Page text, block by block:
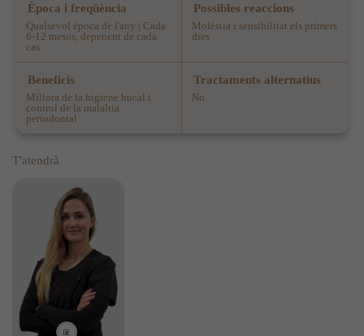
Època i freqüència
Qualsevol època de l'any | Cada
6-12 mesos, depenent de cada
cas
Possibles reaccions
Molèstia i sensibilitat els primers
dies
Beneficis
Millora de la higiene bucal i
control de la malaltia
periodontal
Tractaments alternatius
No
T'atendrà